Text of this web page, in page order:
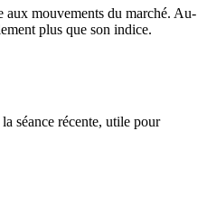
aux mouvements du marché. Au-
plus que son indice.
séance récente, utile pour